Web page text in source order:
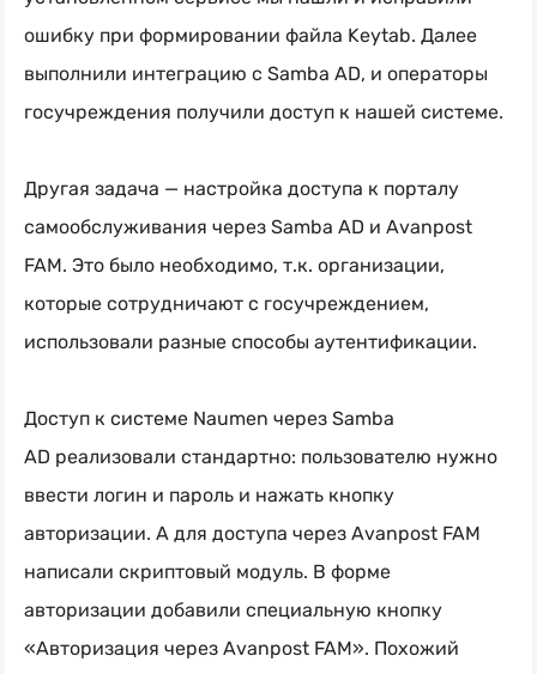
ошибку при формировании файла Keytab. Далее
выполнили интеграцию с Samba AD, и операторы
госучреждения получили доступ к нашей системе.
Другая задача — настройка доступа к порталу
самообслуживания через Samba AD и Avanpost
FAM. Это было необходимо, т.к. организации,
которые сотрудничают с госучреждением,
использовали разные способы аутентификации.
Доступ к системе Naumen через Samba
AD реализовали стандартно: пользователю нужно
ввести логин и пароль и нажать кнопку
авторизации. А для доступа через Avanpost FAM
написали скриптовый модуль. В форме
авторизации добавили специальную кнопку
«Авторизация через Avanpost FAM». Похожий